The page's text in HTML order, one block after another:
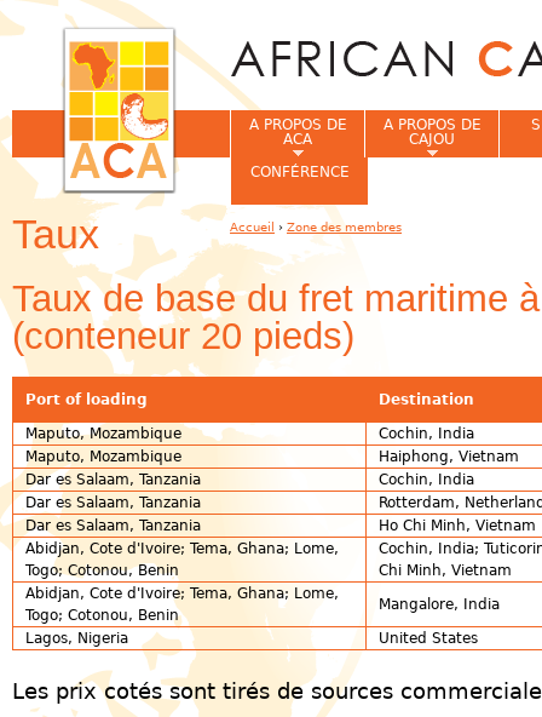
Taux
Taux de base du fret maritime
(conteneur 20 pieds)
Port of loading
Destination
Maputo, Mozambique
Cochin, India
Maputo, Mozambique
Haiphong, Vietnam
Dar es Salaam, Tanzania
Cochin, India
Dar es Salaam, Tanzania
Rotterdam,
Dar es Salaam, Tanzania
Ho Chi Minh, Vietnam
Abidjan, Cote d'Ivoire; Tema, Ghana; Lome,
Togo; Cotonou, Benin
Cochin, India;
Chi Minh, Vietnam
Abidjan, Cote d'Ivoire; Tema, Ghana; Lome,
Togo; Cotonou, Benin
Mangalore, India
Lagos, Nigeria
United States
Les prix cotés sont tirés de sources
A PROPOS DE
ACA
A PROPOS DE
CAJOU
CONFÉRENCE
Vous êtes ici
Accueil › Zone des membres